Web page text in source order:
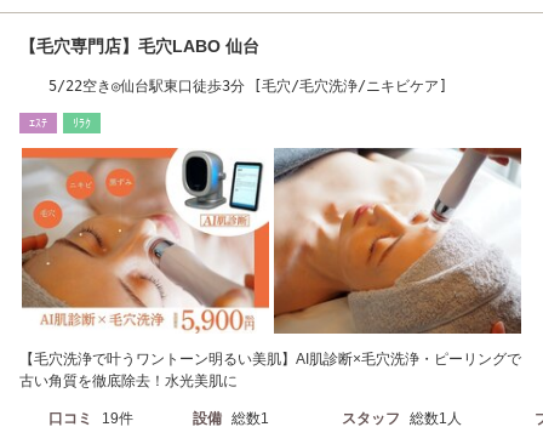
【毛穴専門店】毛穴LABO 仙台
5/22空き◎仙台駅東口徒歩3分 [毛穴/毛穴洗浄/ニキビケア]
ｴｽﾃ ﾘﾗｸ
【毛穴洗浄で叶うワントーン明るい美肌】AI肌診断×毛穴洗浄・ピーリングで
古い角質を徹底除去！水光美肌に
口コミ 19件 設備 総数1 スタッフ 総数1人